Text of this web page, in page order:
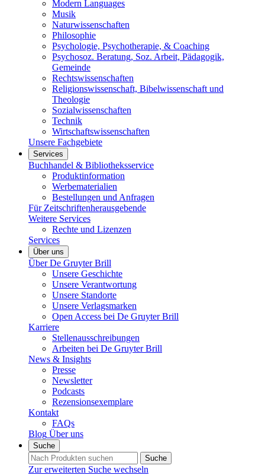
Modern Languages
Musik
Naturwissenschaften
Philosophie
Psychologie, Psychotherapie, & Coaching
Psychosoz. Beratung, Soz. Arbeit, Pädagogik,
Gemeinde
Rechtswissenschaften
Religionswissenschaft, Bibelwissenschaft und
Theologie
Sozialwissenschaften
Technik
Wirtschaftswissenschaften
Unsere Fachgebiete
Services
Buchhandel & Bibliotheksservice
Produktinformation
Werbematerialien
Bestellungen und Anfragen
Für Zeitschriftenherausgebende
Weitere Services
Rechte und Lizenzen
Services
Über uns
Über De Gruyter Brill
Unsere Geschichte
Unsere Verantwortung
Unsere Standorte
Unsere Verlagsmarken
Open Access bei De Gruyter Brill
Karriere
Stellenausschreibungen
Arbeiten bei De Gruyter Brill
News & Insights
Presse
Newsletter
Podcasts
Rezensionsexemplare
Kontakt
FAQs
Blog Über uns
Suche
Suche
Zur erweiterten Suche wechseln